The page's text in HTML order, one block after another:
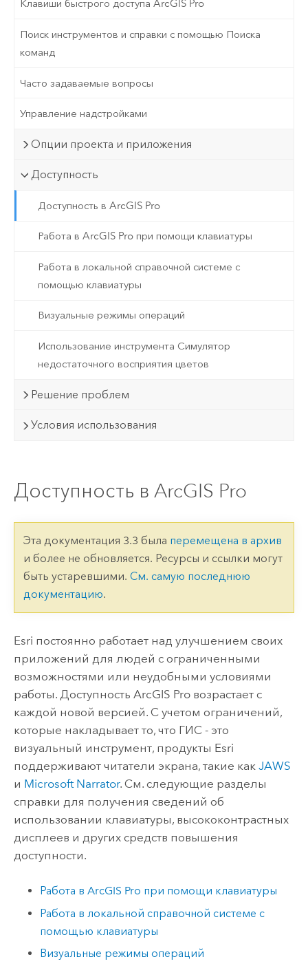
Клавиши быстрого доступа ArcGIS Pro
Поиск инструментов и справки с помощью Поиска
команд
Часто задаваемые вопросы
Управление надстройками
Опции проекта и приложения
Доступность
Доступность в ArcGIS Pro
Работа в ArcGIS Pro при помощи клавиатуры
Работа в локальной справочной системе с
помощью клавиатуры
Визуальные режимы операций
Использование инструмента Симулятор
недостаточного восприятия цветов
Решение проблем
Условия использования
Доступность в ArcGIS Pro
Эта документация 3.3 была перемещена в архив
и более не обновляется. Ресурсы и ссылки могут
быть устаревшими. См. самую последнюю
документацию.
Esri постоянно работает над улучшением своих
приложений для людей с ограниченными
возможностями или неудобными условиями
работы. Доступность ArcGIS Proвозрастает с
каждой новой версией. С учетом ограничений,
которые накладывает то, что ГИС - это
визуальный инструмент, продукты Esri
поддерживают читатели экрана, такие как JAWS
и Microsoft Narrator. См. следующие разделы
справки для получения сведений об
использовании клавиатуры, высококонтрастных
дисплеев и других средств повышения
доступности.
Работа вArcGIS Pro при помощи клавиатуры
Работа в локальной справочной системе с
помощью клавиатуры
Визуальные режимы операций